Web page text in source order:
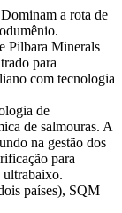
a rota de
Pilbara Minerals
para
com tecnologia
de
de salmouras. A
na gestão dos
para
ultrabaixo.
países), SQM